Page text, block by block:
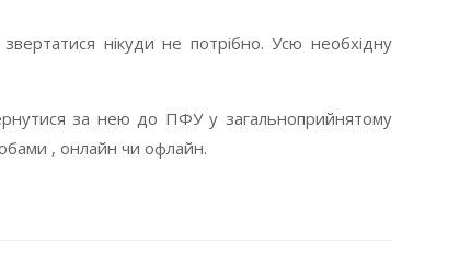
нікуди не потрібно. Усю необхідну
за нею до ПФУ у загальноприйнятому
, онлайн чи офлайн.